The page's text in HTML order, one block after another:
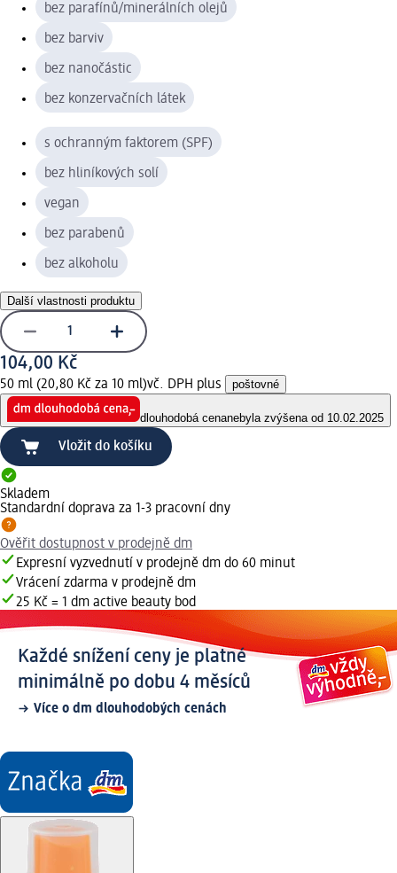
bez parafínů/minerálních olejů
bez barviv
bez nanočástic
bez konzervačních látek
s ochranným faktorem (SPF)
bez hliníkových solí
vegan
bez parabenů
bez alkoholu
Další vlastnosti produktu
104,00 Kč
50 ml (20,80 Kč za 10 ml)vč. DPH plus poštovné
dlouhodobá cenanebyla zvýšena od 10.02.2025
Vložit do košíku
Skladem
Standardní doprava za 1-3 pracovní dny
Ověřit dostupnost v prodejně dm
Expresní vyzvednutí v prodejně dm do 60 minut
Vrácení zdarma v prodejně dm
25 Kč = 1 dm active beauty bod
Každé snížení ceny je platné
minimálně po dobu 4 měsíců
Více o dm dlouhodobých cenách